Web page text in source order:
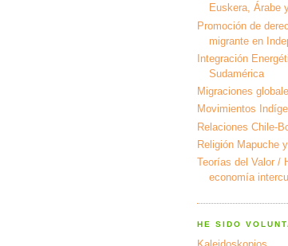
Euskera, Árabe
Promoción de
migrante en
Integración
Sudamérica
Migraciones
Movimientos
Relaciones Chile-
Religión Mapuche
Teorías del Valor /
economía
HE SIDO